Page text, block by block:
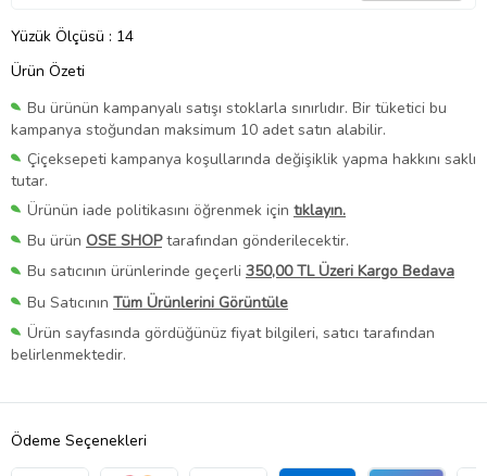
Yüzük Ölçüsü : 14
Ürün Özeti
Bu ürünün kampanyalı satışı stoklarla sınırlıdır. Bir tüketici bu
kampanya stoğundan maksimum 10 adet satın alabilir.
Çiçeksepeti kampanya koşullarında değişiklik yapma hakkını saklı
tutar.
Ürünün iade politikasını öğrenmek için tıklayın.
Bu ürün OSE SHOPtarafından gönderilecektir.
Bu satıcının ürünlerinde geçerli 350,00 TL Üzeri Kargo Bedava
Bu Satıcının Tüm Ürünlerini Görüntüle
Ürün sayfasında gördüğünüz fiyat bilgileri, satıcı tarafından
belirlenmektedir.
Ödeme Seçenekleri